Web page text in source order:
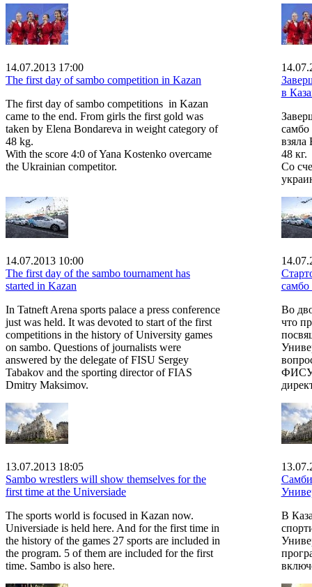
14.07.2013 17:00
The first day of sambo competition in Kazan
The first day of sambo competitions in Kazan
came to the end. From girls the first gold was
taken by Elena Bondareva in weight category of
48 kg.
With the score 4:0 of Yana Kostenko overcame
the Ukrainian competitor.
в
самбо
взяла
48 кг.
Со
14.07.2013 10:00
The first day of the sambo tournament has
started in Kazan
In Tatneft Arena sports palace a press conference
just was held. It was devoted to start of the first
competitions in the history of University games
on sambo. Questions of journalists were
answered by the delegate of FISU Sergey
Tabakov and the sporting director of FIAS
Dmitry Maksimov.
самбо
Во
что
ФИСУ
13.07.2013 18:05
Sambo wrestlers will show themselves for the
first time at the Universiade
The sports world is focused in Kazan now.
Universiade is held here. And for the first time in
the history of the games 27 sports are included in
the program. 5 of them are included for the first
time. Sambo is also here.
В